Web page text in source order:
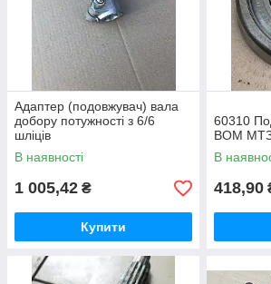
Адаптер (подовжувач) вала
добору потужності з 6/6
шліців
В наявності
1 005,42 ₴
Купити
60310
ВОМ
В
418,90